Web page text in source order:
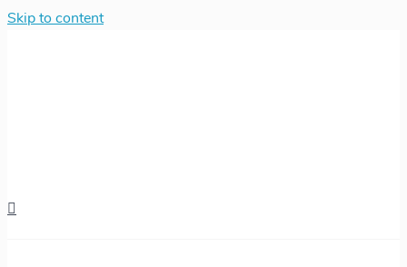
Skip to content